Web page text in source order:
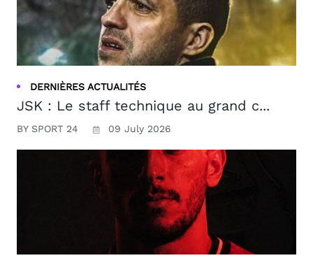
DERNIÈRES ACTUALITÉS
JSK : Le staff technique au grand c...
BY SPORT 24 09 July 2026